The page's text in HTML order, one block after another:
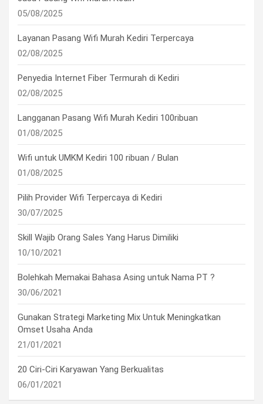
05/08/2025
Layanan Pasang Wifi Murah Kediri Terpercaya
02/08/2025
Penyedia Internet Fiber Termurah di Kediri
02/08/2025
Langganan Pasang Wifi Murah Kediri 100ribuan
01/08/2025
Wifi untuk UMKM Kediri 100 ribuan / Bulan
01/08/2025
Pilih Provider Wifi Terpercaya di Kediri
30/07/2025
Skill Wajib Orang Sales Yang Harus Dimiliki
10/10/2021
Bolehkah Memakai Bahasa Asing untuk Nama PT ?
30/06/2021
Gunakan Strategi Marketing Mix Untuk Meningkatkan
Omset Usaha Anda
21/01/2021
20 Ciri-Ciri Karyawan Yang Berkualitas
06/01/2021